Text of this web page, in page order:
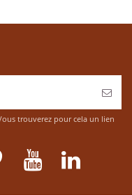
trouverez pour cela un lien